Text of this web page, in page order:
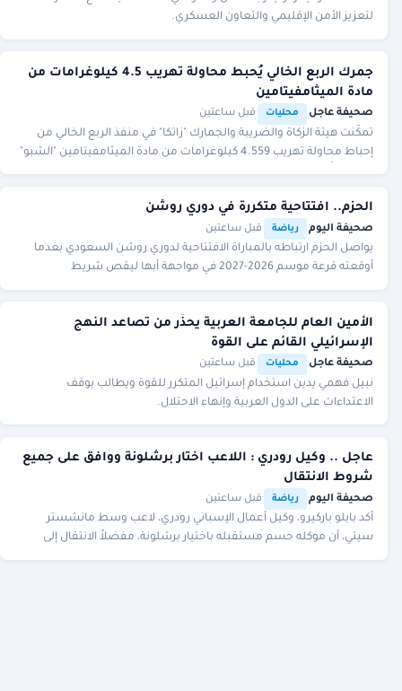
لتعزيز الأمن الإقليمي والتعاون العسكري.
جمرك الربع الخالي يُحبط محاولة تهريب 4.5 كيلوغرامات من
مادة الميثامفيتامين
صحيفة عاجل محليات قبل ساعتين
تمكّنت هيئة الزكاة والضريبة والجمارك "زاتكا" في منفذ الربع الخالي من
إحباط محاولة تهريب 4.559 كيلوغرامات من مادة الميثامفيتامين "الشبو"
الحزم.. افتتاحية متكررة في دوري روشن
صحيفة اليوم رياضة قبل ساعتين
يواصل الحزم ارتباطه بالمباراة الافتتاحية لدوري روشن السعودي بعدما
أوقعته قرعة موسم 2026-2027 في مواجهة أبها ليقص شريط
الأمين العام للجامعة العربية يحذّر من تصاعد النهج
الإسرائيلي القائم على القوة
صحيفة عاجل محليات قبل ساعتين
نبيل فهمي يدين استخدام إسرائيل المتكرر للقوة ويطالب بوقف
الاعتداءات على الدول العربية وإنهاء الاحتلال.
عاجل .. وكيل رودري : اللاعب اختار برشلونة ووافق على جميع
شروط الانتقال
صحيفة اليوم رياضة قبل ساعتين
أكد بابلو باركيرو، وكيل أعمال الإسباني رودري، لاعب وسط مانشستر
سيتي، أن موكله حسم مستقبله باختيار برشلونة، مفضلاً الانتقال إلى